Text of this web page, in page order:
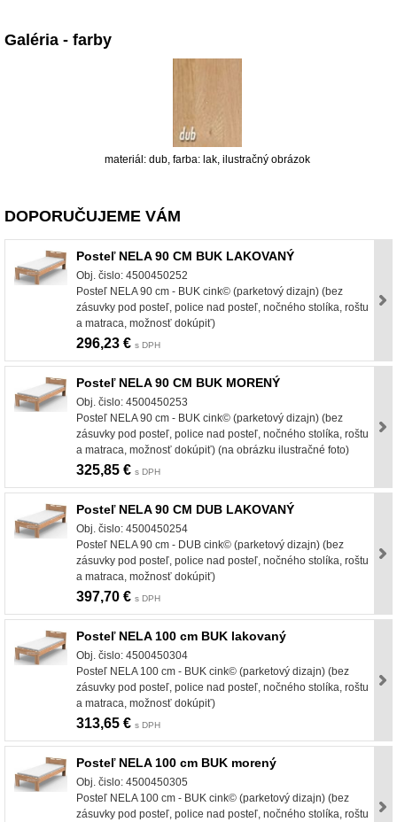
Galéria - farby
materiál: dub, farba: lak, ilustračný obrázok
DOPORUČUJEME VÁM
Posteľ NELA 90 CM BUK LAKOVANÝ
Obj. čislo: 4500450252
Posteľ NELA 90 cm - BUK cink© (parketový dizajn) (bez
zásuvky pod posteľ, police nad posteľ, nočného stolíka, roštu
a matraca, možnosť dokúpiť)
296,23 € s DPH
Posteľ NELA 90 CM BUK MORENÝ
Obj. čislo: 4500450253
Posteľ NELA 90 cm - BUK cink© (parketový dizajn) (bez
zásuvky pod posteľ, police nad posteľ, nočného stolíka, roštu
a matraca, možnosť dokúpiť) (na obrázku ilustračné foto)
325,85 € s DPH
Posteľ NELA 90 CM DUB LAKOVANÝ
Obj. čislo: 4500450254
Posteľ NELA 90 cm - DUB cink© (parketový dizajn) (bez
zásuvky pod posteľ, police nad posteľ, nočného stolíka, roštu
a matraca, možnosť dokúpiť)
397,70 € s DPH
Posteľ NELA 100 cm BUK lakovaný
Obj. čislo: 4500450304
Posteľ NELA 100 cm - BUK cink© (parketový dizajn) (bez
zásuvky pod posteľ, police nad posteľ, nočného stolíka, roštu
a matraca, možnosť dokúpiť)
313,65 € s DPH
Posteľ NELA 100 cm BUK morený
Obj. čislo: 4500450305
Posteľ NELA 100 cm - BUK cink© (parketový dizajn) (bez
zásuvky pod posteľ, police nad posteľ, nočného stolíka, roštu